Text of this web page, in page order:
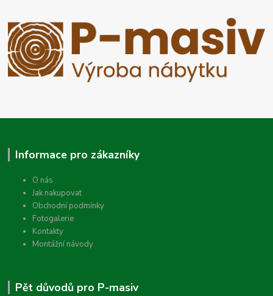
Informace pro zákazníky
O nás
Jak nakupovat
Obchodní podmínky
Fotogalerie
Kontakty
Montážní návody
Pět důvodů pro P-masiv